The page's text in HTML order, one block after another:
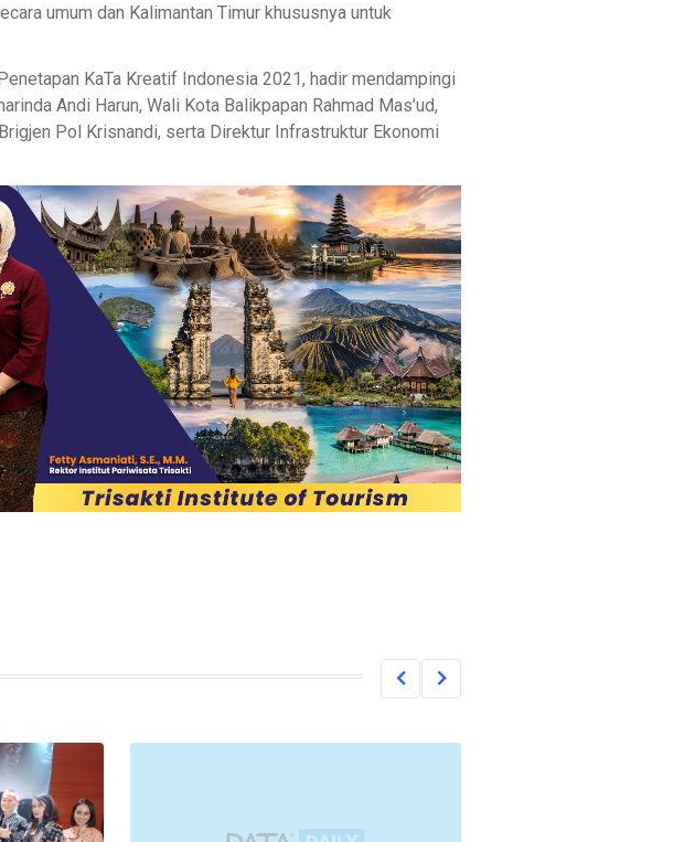
umum dan Kalimantan Timur khususnya untuk
KaTa Kreatif Indonesia 2021, hadir mendampingi
Andi Harun, Wali Kota Balikpapan Rahmad Mas’ud,
Pol Krisnandi, serta Direktur Infrastruktur Ekonomi